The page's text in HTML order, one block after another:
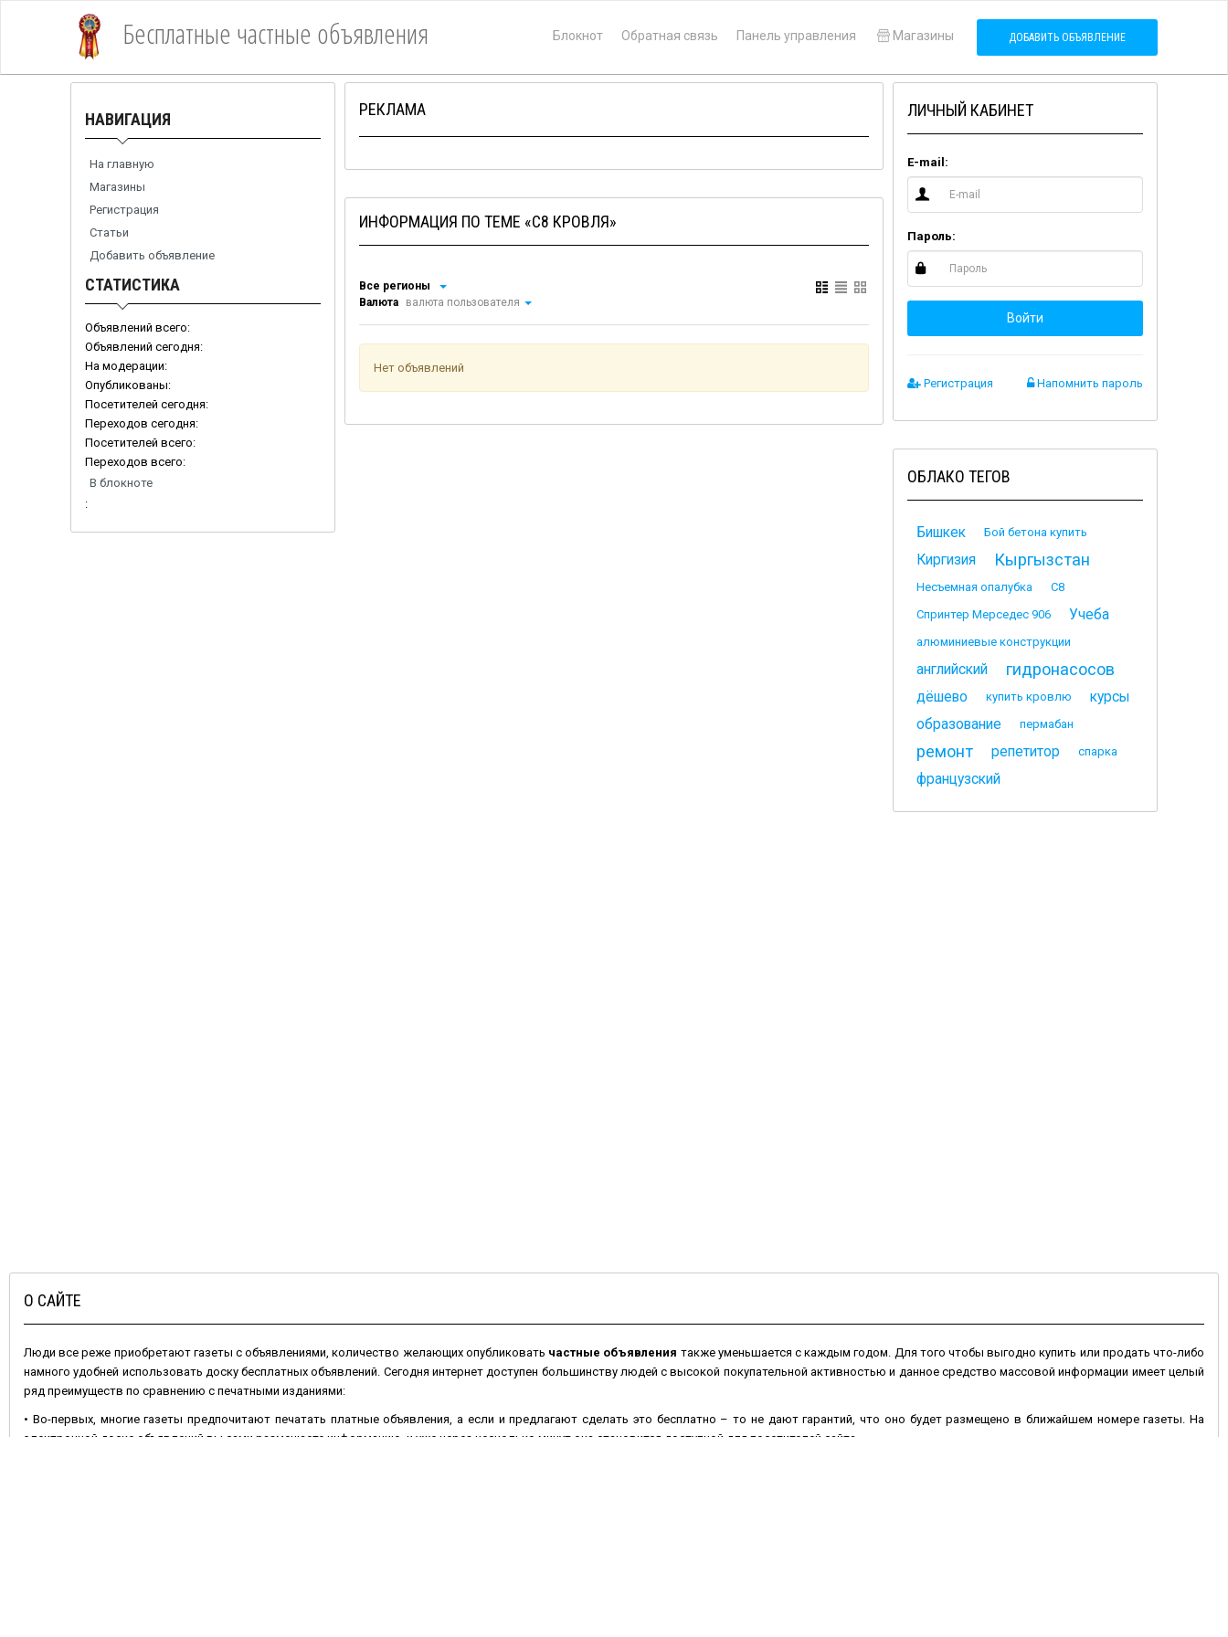
Бесплатные частные объявления
1Место
Блокнот Обратная связь Панель управления Магазины ДОБАВИТЬ ОБЪЯВЛЕНИЕ
НАВИГАЦИЯ
На главную
Магазины
Регистрация
Статьи
Добавить объявление
СТАТИСТИКА
Объявлений всего:
Объявлений сегодня:
На модерации:
Опубликованы:
Посетителей сегодня:
Переходов сегодня:
Посетителей всего:
Переходов всего:
В блокноте
:
РЕКЛАМА
ИНФОРМАЦИЯ ПО ТЕМЕ «С8 КРОВЛЯ»
Все регионы
Валюта
валюта пользователя
Нет объявлений
ЛИЧНЫЙ КАБИНЕТ
E-mail:
Пароль:
Войти
Регистрация Напомнить пароль
ОБЛАКО ТЕГОВ
Бишкек Бой бетона купить
Киргизия Кыргызстан
Несъемная опалубка
С8
Спринтер Мерседес 906
Учеба
алюминиевые конструкции
английский гидронасосов
дёшево купить кровлю
курсы
образование
пермабан
ремонт репетитор спарка
французский
О САЙТЕ
Люди все реже приобретают газеты с объявлениями, количество желающих опубликовать частные объявления также уменьшается с каждым годом. Для того чтобы выгодно купить или продать что-либо
намного удобней использовать доску бесплатных объявлений. Сегодня интернет доступен большинству людей с высокой покупательной активностью и данное средство массовой информации имеет целый
ряд преимуществ по сравнению с печатными изданиями:
• Во-первых, многие газеты предпочитают печатать платные объявления, а если и предлагают сделать это бесплатно – то не дают гарантий, что оно будет размещено в ближайшем номере газеты. На
электронной доске объявлений вы сами размещаете информацию, и уже через несколько минут она становится доступной для посетителей сайта.